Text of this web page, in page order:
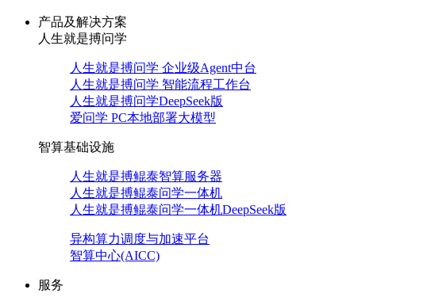
产品及解决方案
人生就是搏问学
人生就是搏问学 企业级Agent中台
人生就是搏问学 智能流程工作台
人生就是搏问学DeepSeek版
爱问学 PC本地部署大模型
智算基础设施
人生就是搏鲲泰智算服务器
人生就是搏鲲泰问学一体机
人生就是搏鲲泰问学一体机DeepSeek版
异构算力调度与加速平台
智算中心(AICC)
服务